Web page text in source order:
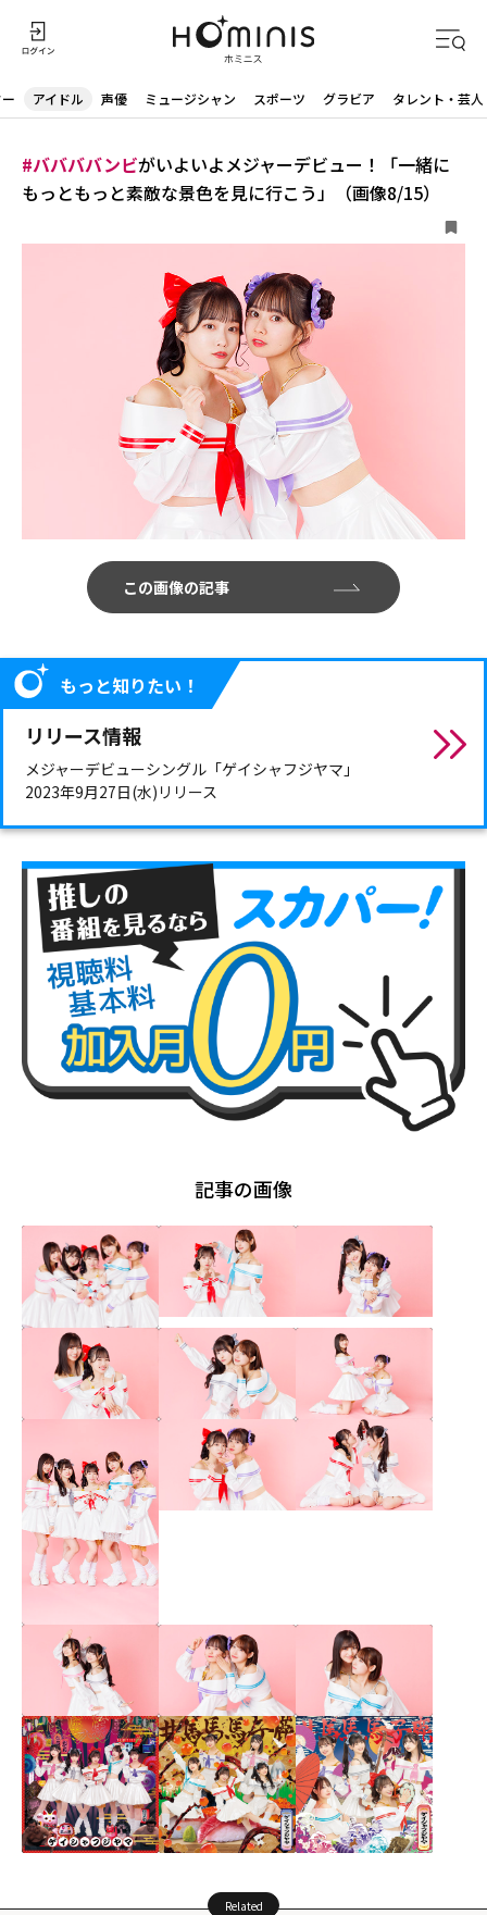
アイドル 声優 ミュージシャン スポーツ グラビア タレント・芸人
#ババババンビがいよいよメジャーデビュー！「一緒に
もっともっと素敵な景色を見に行こう」（画像8/15）
この画像の記事
もっと知りたい！
リリース情報
メジャーデビューシングル「ゲイシャフジヤマ」
2023年9月27日(水)リリース
記事の画像
Related